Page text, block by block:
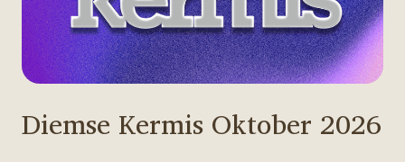
Diemse Kermis Oktober 2026